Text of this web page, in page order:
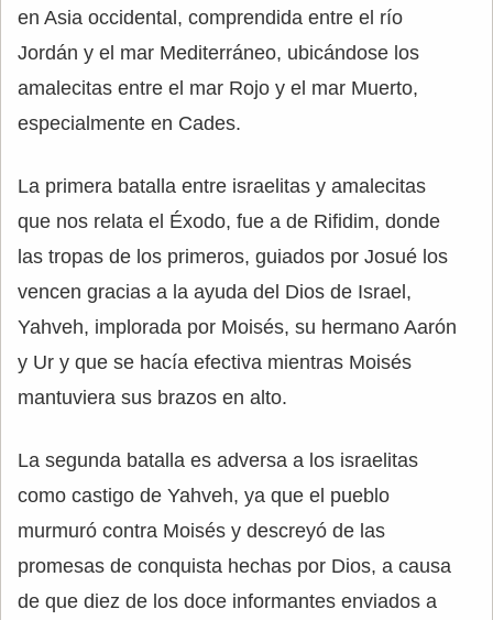
en Asia occidental, comprendida entre el río
Jordán y el mar Mediterráneo, ubicándose los
amalecitas entre el mar Rojo y el mar Muerto,
especialmente en Cades.
La primera batalla entre israelitas y amalecitas
que nos relata el Éxodo, fue a de Rifidim, donde
las tropas de los primeros, guiados por Josué los
vencen gracias a la ayuda del Dios de Israel,
Yahveh, implorada por Moisés, su hermano Aarón
y Ur y que se hacía efectiva mientras Moisés
mantuviera sus brazos en alto.
La segunda batalla es adversa a los israelitas
como castigo de Yahveh, ya que el pueblo
murmuró contra Moisés y descreyó de las
promesas de conquista hechas por Dios, a causa
de que diez de los doce informantes enviados a